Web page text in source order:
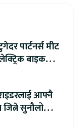
पार्टनर्स मीट
बाइक
आफ्नै
सुनौलो